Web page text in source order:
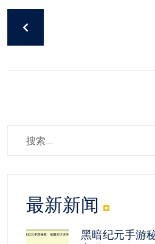
最新新闻
黑暗纪元手游